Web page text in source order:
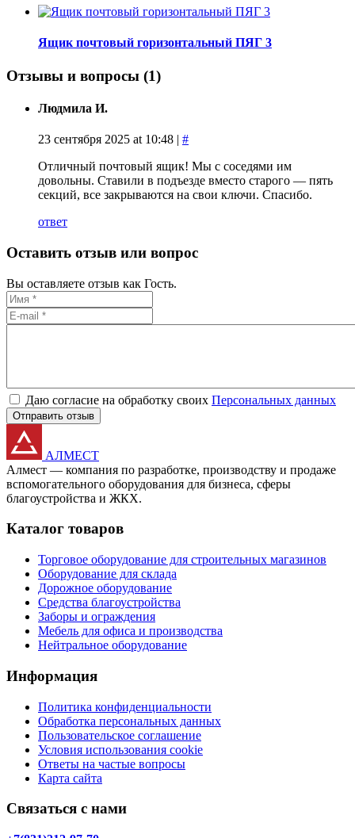
Ящик почтовый горизонтальный ПЯГ 3
Отзывы и вопросы (1)
Людмила И.
23 сентября 2025 at 10:48 | #
Отличный почтовый ящик! Мы с соседями им
довольны. Ставили в подъезде вместо старого — пять
секций, все закрываются на свои ключи. Спасибо.
ответ
Оставить отзыв или вопрос
Вы оставляете отзыв как Гость.
Даю согласие на обработку своих Персональных данных
Отправить отзыв
АЛМЕСТ
Алмест — компания по разработке, производству и продаже
вспомогательного оборудования для бизнеса, сферы
благоустройства и ЖКХ.
Каталог товаров
Торговое оборудование для строительных магазинов
Оборудование для склада
Дорожное оборудование
Средства благоустройства
Заборы и ограждения
Мебель для офиса и производства
Нейтральное оборудование
Информация
Политика конфиденциальности
Обработка персональных данных
Пользовательское соглашение
Условия использования cookie
Ответы на частые вопросы
Карта сайта
Связаться с нами